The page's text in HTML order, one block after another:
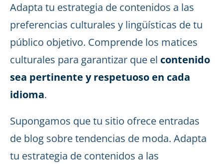
Adapta tu estrategia de contenidos a las
preferencias culturales y lingüísticas de tu
público objetivo. Comprende los matices
culturales para garantizar que el contenido
sea pertinente y respetuoso en cada
idioma.
Supongamos que tu sitio ofrece entradas
de blog sobre tendencias de moda. Adapta
tu estrategia de contenidos a las